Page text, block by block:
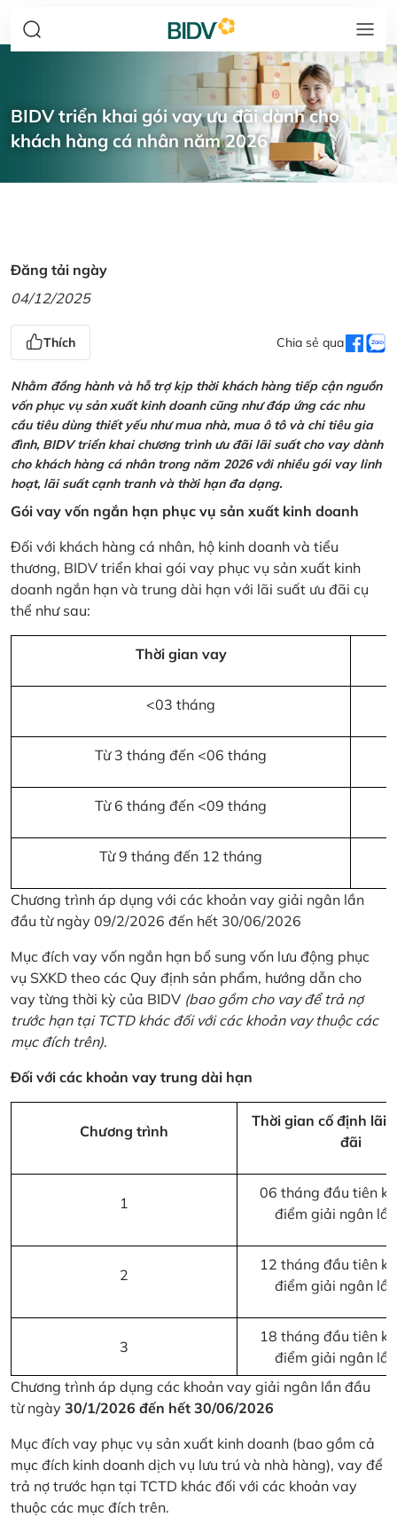
BIDV triển khai gói vay ưu đãi dành cho
khách hàng cá nhân năm 2026
Đăng tải ngày
04/12/2025
Thích Chia sẻ qua
Nhằm đồng hành và hỗ trợ kịp thời khách hàng tiếp cận nguồn
vốn phục vụ sản xuất kinh doanh cũng như đáp ứng các nhu
cầu tiêu dùng thiết yếu như mua nhà, mua ô tô và chi tiêu gia
đình, BIDV triển khai chương trình ưu đãi lãi suất cho vay dành
cho khách hàng cá nhân trong năm 2026 với nhiều gói vay linh
hoạt, lãi suất cạnh tranh và thời hạn đa dạng.
Gói vay vốn ngắn hạn phục vụ sản xuất kinh doanh
Đối với khách hàng cá nhân, hộ kinh doanh và tiểu
thương, BIDV triển khai gói vay phục vụ sản xuất kinh
doanh ngắn hạn và trung dài hạn với lãi suất ưu đãi cụ
thể như sau:
Thời gian vay
<03 tháng
Từ 3 tháng đến <06 tháng
Từ 6 tháng đến <09 tháng
Từ 9 tháng đến 12 tháng
Chương trình áp dụng với các khoản vay giải ngân lần
đầu từ ngày 09/2/2026 đến hết 30/06/2026
Mục đích vay vốn ngắn hạn bổ sung vốn lưu động phục
vụ SXKD theo các Quy định sản phẩm, hướng dẫn cho
vay từng thời kỳ của BIDV (bao gồm cho vay để trả nợ
trước hạn tại TCTD khác đối với các khoản vay thuộc các
mục đích trên).
Đối với các khoản vay trung dài hạn
Chương trình
Thời gian cố định lãi
đãi
1
06 tháng đầu tiên
điểm giải ngân
2
12 tháng đầu tiên
điểm giải ngân
3
18 tháng đầu tiên
điểm giải ngân
Chương trình áp dụng các khoản vay giải ngân lần đầu
từ ngày 30/1/2026 đến hết 30/06/2026
Mục đích vay phục vụ sản xuất kinh doanh (bao gồm cả
mục đích kinh doanh dịch vụ lưu trú và nhà hàng), vay để
trả nợ trước hạn tại TCTD khác đối với các khoản vay
thuộc các mục đích trên.